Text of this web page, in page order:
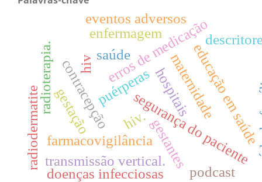
gestantes
puérperas maternidade
erros de medicação
hospitais
farmacovigilância
eventos adversos
segurança do paciente
educação em saúde
enfermagem
hiv
gestação
transmissão vertical.
doenças infecciosas
hiv.
contracepção
saúde
podcast
radiodermatite
radioterapia.